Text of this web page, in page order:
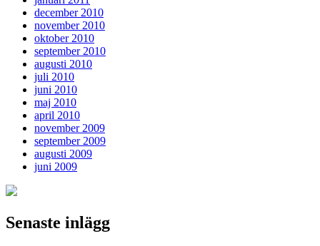
december 2010
november 2010
oktober 2010
september 2010
augusti 2010
juli 2010
juni 2010
maj 2010
april 2010
november 2009
september 2009
augusti 2009
juni 2009
Senaste inlägg